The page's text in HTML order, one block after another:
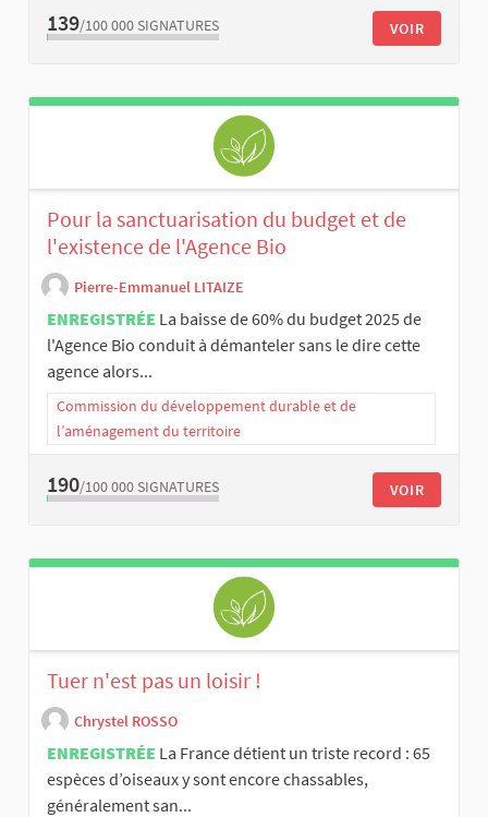
139/100 000 SIGNATURES VOIR
Pour la sanctuarisation du budget et de
l'existence de l'Agence Bio
Pierre-Emmanuel LITAIZE
ENREGISTRÉE La baisse de 60% du budget 2025 de
l'Agence Bio conduit à démanteler sans le dire cette
agence alors...
Commission du développement durable et de
l’aménagement du territoire
190/100 000 SIGNATURES VOIR
Tuer n'est pas un loisir !
Chrystel ROSSO
ENREGISTRÉE La France détient un triste record : 65
espèces d’oiseaux y sont encore chassables,
généralement san...